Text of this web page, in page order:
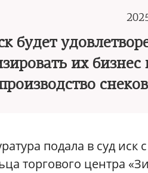
будет
их
подала в суд
торгового центра